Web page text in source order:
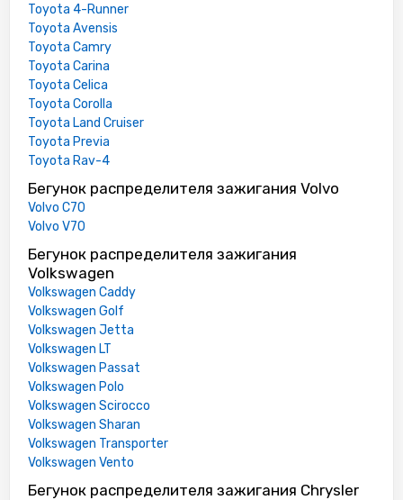
Toyota 4-Runner
Toyota Avensis
Toyota Camry
Toyota Carina
Toyota Celica
Toyota Corolla
Toyota Land Cruiser
Toyota Previa
Toyota Rav-4
Бегунок распределителя зажигания Volvo
Volvo C70
Volvo V70
Бегунок распределителя зажигания
Volkswagen
Volkswagen Caddy
Volkswagen Golf
Volkswagen Jetta
Volkswagen LT
Volkswagen Passat
Volkswagen Polo
Volkswagen Scirocco
Volkswagen Sharan
Volkswagen Transporter
Volkswagen Vento
Бегунок распределителя зажигания Chrysler